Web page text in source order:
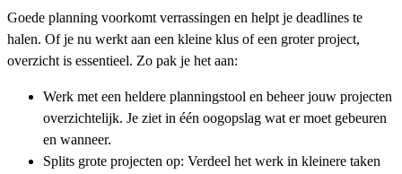
Goede planning voorkomt verrassingen en helpt je deadlines te
halen. Of je nu werkt aan een kleine klus of een groter project,
overzicht is essentieel. Zo pak je het aan:
Werk met een heldere planningstool en beheer jouw projecten
overzichtelijk. Je ziet in één oogopslag wat er moet gebeuren
en wanneer.
Splits grote projecten op: Verdeel het werk in kleinere taken